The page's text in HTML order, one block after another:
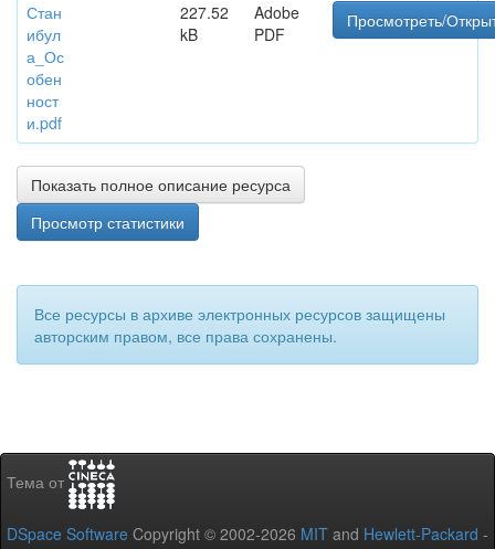
Стан
ибул
а_Ос
обен
ност
и.pdf
227.52
kB
Adobe
PDF
Просмотреть/
Показать полное описание ресурса
Просмотр статистики
Все ресурсы в архиве электронных ресурсов защищены
авторским правом, все права сохранены.
Тема от
DSpace Software Copyright © 2002-2026 MIT and Hewlett-Packard -